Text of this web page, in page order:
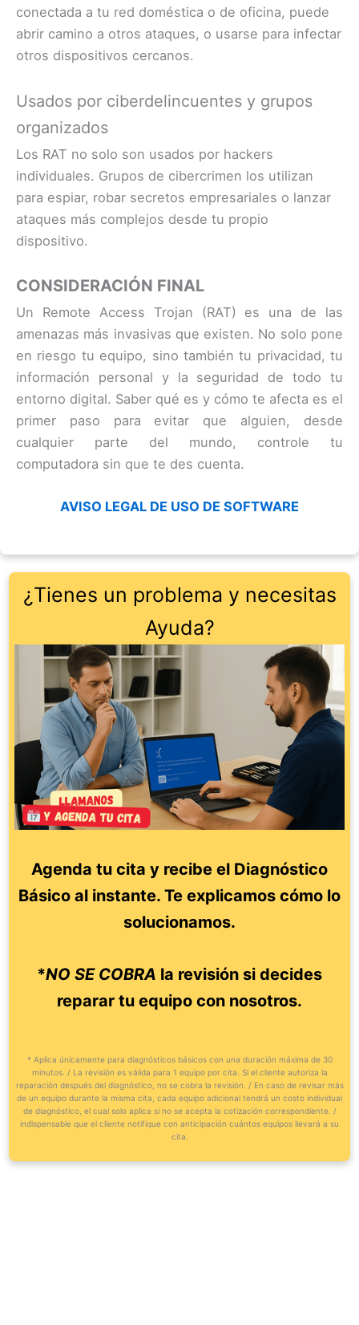
conectada a tu red doméstica o de oficina, puede
abrir camino a otros ataques, o usarse para infectar
otros dispositivos cercanos.
Usados por ciberdelincuentes y grupos
organizados
Los RAT no solo son usados por hackers
individuales. Grupos de cibercrimen los utilizan
para espiar, robar secretos empresariales o lanzar
ataques más complejos desde tu propio
dispositivo.
CONSIDERACIÓN FINAL
Un Remote Access Trojan (RAT) es una de las
amenazas más invasivas que existen. No solo pone
en riesgo tu equipo, sino también tu privacidad, tu
información personal y la seguridad de todo tu
entorno digital. Saber qué es y cómo te afecta es el
primer paso para evitar que alguien, desde
cualquier parte del mundo, controle tu
computadora sin que te des cuenta.
AVISO LEGAL DE USO DE SOFTWARE
¿Tienes un problema y necesitas
Ayuda?
Agenda tu cita y recibe el Diagnóstico
Básico al instante. Te explicamos cómo lo
solucionamos.
*NO SE COBRA la revisión si decides
reparar tu equipo con nosotros.
* Aplica únicamente para diagnósticos básicos con una duración máxima de 30
minutos. / La revisión es válida para 1 equipo por cita. Si el cliente autoriza la
reparación después del diagnóstico, no se cobra la revisión. / En caso de revisar más
de un equipo durante la misma cita, cada equipo adicional tendrá un costo individual
de diagnóstico, el cual solo aplica si no se acepta la cotización correspondiente. /
indispensable que el cliente notifique con anticipación cuántos equipos llevará a su
cita.